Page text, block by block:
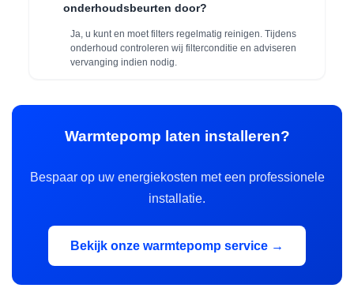
onderhoudsbeurten door?
Ja, u kunt en moet filters regelmatig reinigen. Tijdens
onderhoud controleren wij filterconditie en adviseren
vervanging indien nodig.
Warmtepomp laten installeren?
Bespaar op uw energiekosten met een professionele
installatie.
Bekijk onze warmtepomp service →